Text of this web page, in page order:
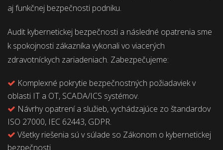
aj funkčnej bezpečnosti podniku.
Audit kybernetickej bezpečnosti a následné opatrenia sme
k spokojnosti zákazníka vykonali vo viacerých
zdravotníckych zariadeniach. Zabezpečujeme:
Komplexné pokrytie bezpečnostných požiadaviek v
oblasti IT a OT, SCADA/ICS systémov.
Návrhy opatrení a služieb, vychádzajúce zo štandardov
ISO 27000, IEC 62443, GDPR.
Všetky riešenia sú v súlade so Zákonom o kybernetickej
bezpečnosti